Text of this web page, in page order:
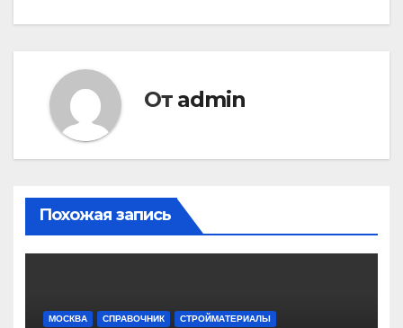
записям
От admin
Похожая запись
МОСКВА СПРАВОЧНИК СТРОЙМАТЕРИАЛЫ